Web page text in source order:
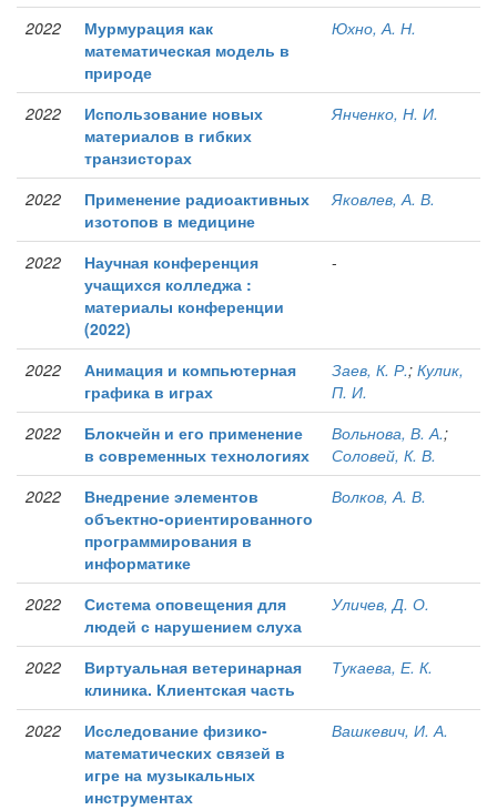
2022
Мурмурация как
математическая модель в
природе
Юхно, А. Н.
2022
Использование новых
материалов в гибких
транзисторах
Янченко, Н. И.
2022
Применение радиоактивных
изотопов в медицине
Яковлев, А. В.
2022
Научная конференция
учащихся колледжа :
материалы конференции
(2022)
-
2022
Анимация и компьютерная
графика в играх
Заев, К. Р.; Кулик,
П. И.
2022
Блокчейн и его применение
в современных технологиях
Вольнова, В. А.;
Соловей, К. В.
2022
Внедрение элементов
объектно-ориентированного
программирования в
информатике
Волков, А. В.
2022
Система оповещения для
людей с нарушением слуха
Уличев, Д. О.
2022
Виртуальная ветеринарная
клиника. Клиентская часть
Тукаева, Е. К.
2022
Исследование физико-
математических связей в
игре на музыкальных
инструментах
Вашкевич, И. А.